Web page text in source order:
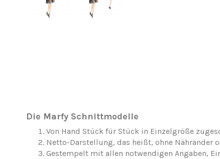
Die Marfy Schnittmodelle
Von Hand Stück für Stück in Einzelgröße
Netto-Darstellung, das heißt, ohne Nähränder
Gestempelt mit allen notwendigen Angaben,